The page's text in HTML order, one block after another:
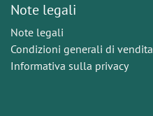
Note legali
Note legali
Condizioni generali di vendita
Informativa sulla privacy